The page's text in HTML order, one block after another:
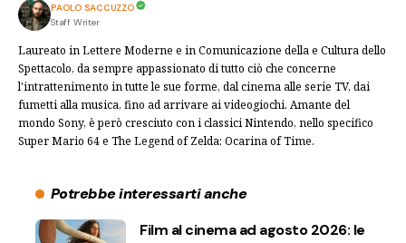
PAOLO SACCUZZO
Staff Writer
Laureato in Lettere Moderne e in Comunicazione della e Cultura dello
Spettacolo, da sempre appassionato di tutto ciò che concerne
l'intrattenimento in tutte le sue forme, dal cinema alle serie TV, dai
fumetti alla musica, fino ad arrivare ai videogiochi. Amante del
mondo Sony, è però cresciuto con i classici Nintendo, nello specifico
Super Mario 64 e The Legend of Zelda: Ocarina of Time.
Potrebbe interessarti anche
Film al cinema ad agosto 2026: le